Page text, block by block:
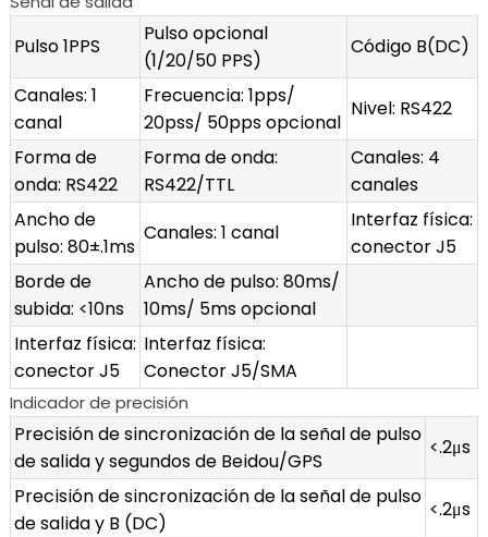
Pulso 1PPS
Pulso opcional
(1/20/50 PPS)
Código B(DC)
Canales: 1
canal
Frecuencia: 1pps/
20pss/ 50pps opcional
Nivel: RS422
Forma de
onda: RS422
Forma de onda:
RS422/TTL
Canales: 4
canales
Ancho de
pulso: 80±.1ms
Canales: 1 canal
Interfaz física:
conector J5
Borde de
subida: <10ns
Ancho de pulso: 80ms/
10ms/ 5ms opcional
Interfaz física:
conector J5
Interfaz física:
Conector J5/SMA
Indicador de precisión
Precisión de sincronización de la señal de pulso
de salida y segundos de Beidou/GPS
<.2μs
Precisión de sincronización de la señal de pulso
de salida y B (DC)
<.2μs